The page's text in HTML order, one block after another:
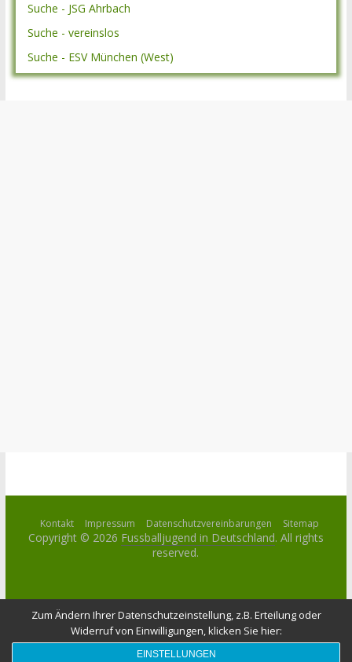
Suche - JSG Ahrbach
Suche - vereinslos
Suche - ESV München (West)
Kontakt Impressum Datenschutzvereinbarungen Sitemap
Copyright © 2026 Fussballjugend in Deutschland. All rights
reserved.
Zum Ändern Ihrer Datenschutzeinstellung, z.B. Erteilung oder
Widerruf von Einwilligungen, klicken Sie hier:
EINSTELLUNGEN